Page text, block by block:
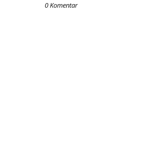
0 Komentar